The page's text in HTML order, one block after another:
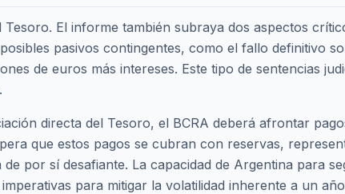
El informe también subraya dos aspectos
pasivos contingentes, como el fallo definitivo
de euros más intereses. Este tipo de sentencias
directa del Tesoro, el BCRA deberá afrontar
que estos pagos se cubran con reservas,
por sí desafiante. La capacidad de Argentina para
para mitigar la volatilidad inherente a un